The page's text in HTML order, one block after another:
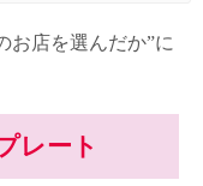
お店を選んだか”に
レート